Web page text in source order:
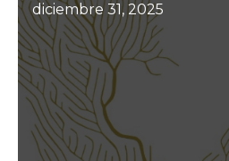
diciembre 31, 2025